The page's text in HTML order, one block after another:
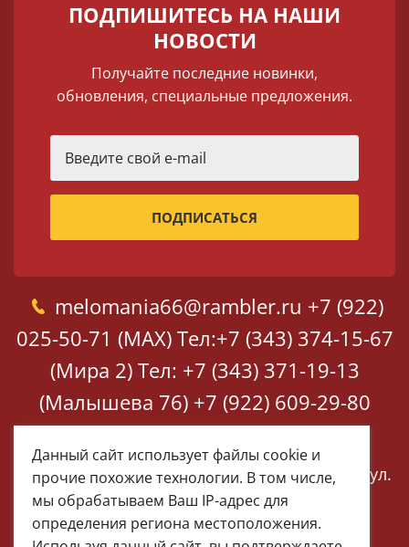
ПОДПИШИТЕСЬ НА НАШИ
НОВОСТИ
Получайте последние новинки,
обновления, специальные предложения.
melomania66@rambler.ru +7 (922)
025-50-71 (MAX) Тел:+7 (343) 374-15-67
(Мира 2) Тел: +7 (343) 371-19-13
(Малышева 76) +7 (922) 609-29-80
(MAX)
Екатеринбург, ул. Мира 2
Екатеринбург, ул.
Малышева 76
Данный сайт использует файлы cookie и
прочие похожие технологии. В том числе,
мы обрабатываем Ваш IP-адрес для
определения региона местоположения.